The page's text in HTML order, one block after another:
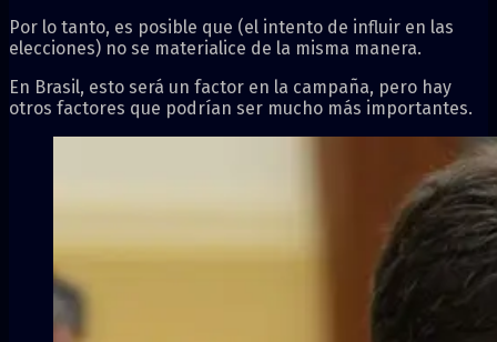
Por lo tanto, es posible que (el intento de influir en las
elecciones) no se materialice de la misma manera.
En Brasil, esto será un factor en la campaña, pero hay
otros factores que podrían ser mucho más importantes.